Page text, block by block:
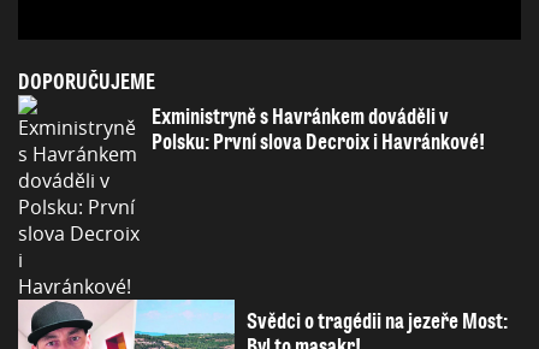
DOPORUČUJEME
Exministryně s Havránkem dováděli v
Polsku: První slova Decroix i Havránkové!
Svědci o tragédii na jezeře Most: